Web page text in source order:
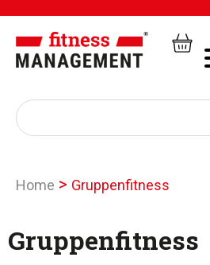
Home > Gruppenfitness
Gruppenfitness